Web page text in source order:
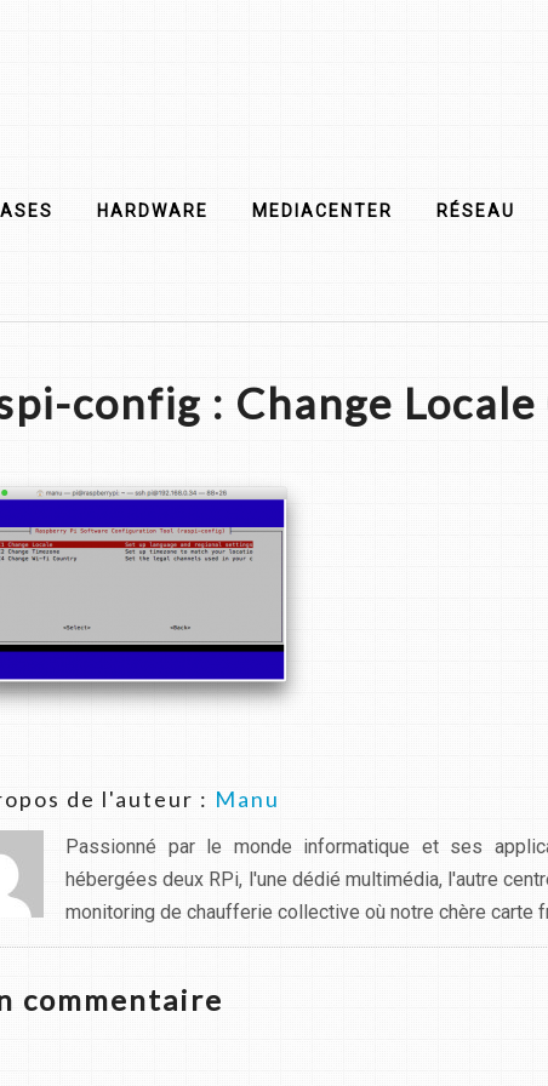
HARDWARE MEDIACENTER RÉSEAU
config : Change Locale
de l'auteur : Manu
Passionné par le monde informatique et ses
hébergées deux RPi, l'une dédié multimédia, l'autre
monitoring de chaufferie collective où notre chère carte
commentaire